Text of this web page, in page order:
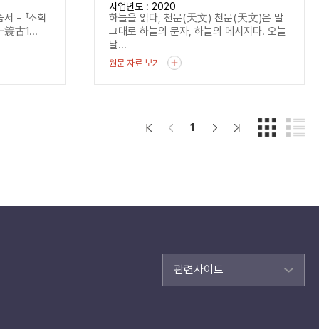
- 『소학
簑古1...
사업년도 : 2020
하늘을 읽다, 천문(天文) 천문(天文)은 말
그대로 하늘의 문자, 하늘의 메시지다. 오늘
날...
원문 자료 보기
1
관련사이트